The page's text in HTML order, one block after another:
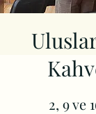
2, 9 ve